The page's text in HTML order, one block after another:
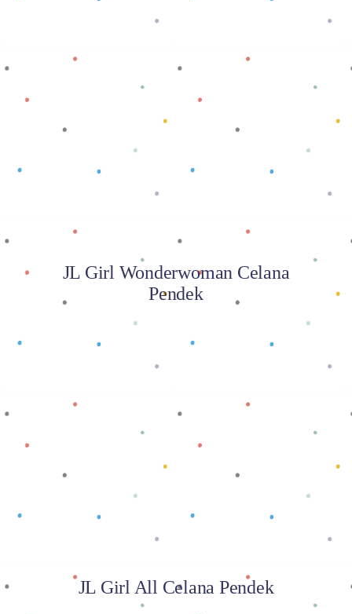
Baca selengkapnya
JL Girl Wonderwoman Celana
Pendek
Baca selengkapnya
JL Girl All Celana Pendek